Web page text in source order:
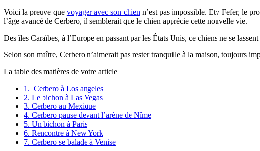
Voici la preuve que voyager avec son chien n’est pas impossible. Ety Fefer, le
l’âge avancé de Cerbero, il semblerait que le chien apprécie cette nouvelle vie.
Des îles Caraïbes, à l’Europe en passant par les États Unis, ce chiens ne se
Selon son maître, Cerbero n’aimerait pas rester tranquille à la maison, toujours
La table des matières de votre article
1. Cerbero à Los angeles
2. Le bichon à Las Vegas
3. Cerbero au Mexique
4. Cerbero pause devant l’arène de Nîme
5. Un bichon à Paris
6. Rencontre à New York
7. Cerbero se balade à Venise